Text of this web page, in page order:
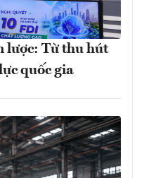
lược: Từ thu hút
quốc gia